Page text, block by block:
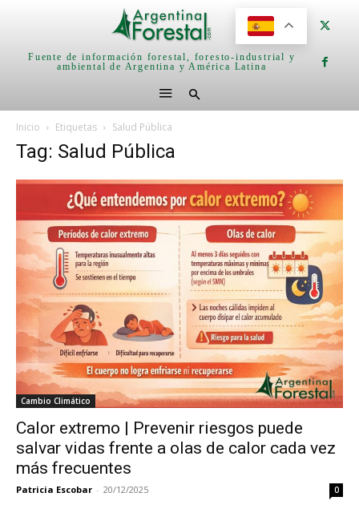
Fuente de información forestal, foresto-industrial y
ambiental de Argentina y América Latina
Inicio Etiquetas Salud Pública
Tag: Salud Pública
Cambio Climático
Calor extremo | Prevenir riesgos puede
salvar vidas frente a olas de calor cada vez
más frecuentes
Patricia Escobar - 20/12/2025 0